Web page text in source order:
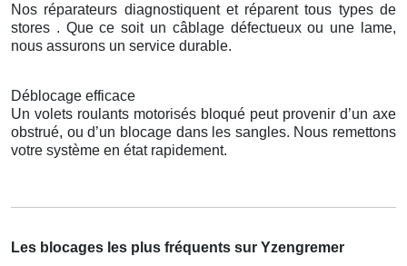
Nos réparateurs diagnostiquent et réparent tous types de
stores . Que ce soit un câblage défectueux ou une lame,
nous assurons un service durable.
Déblocage efficace
Un volets roulants motorisés bloqué peut provenir d’un axe
obstrué, ou d’un blocage dans les sangles. Nous remettons
votre système en état rapidement.
Les blocages les plus fréquents sur Yzengremer